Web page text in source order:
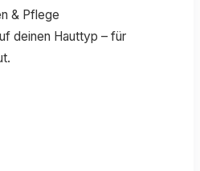
& Pflege
deinen Hauttyp – für